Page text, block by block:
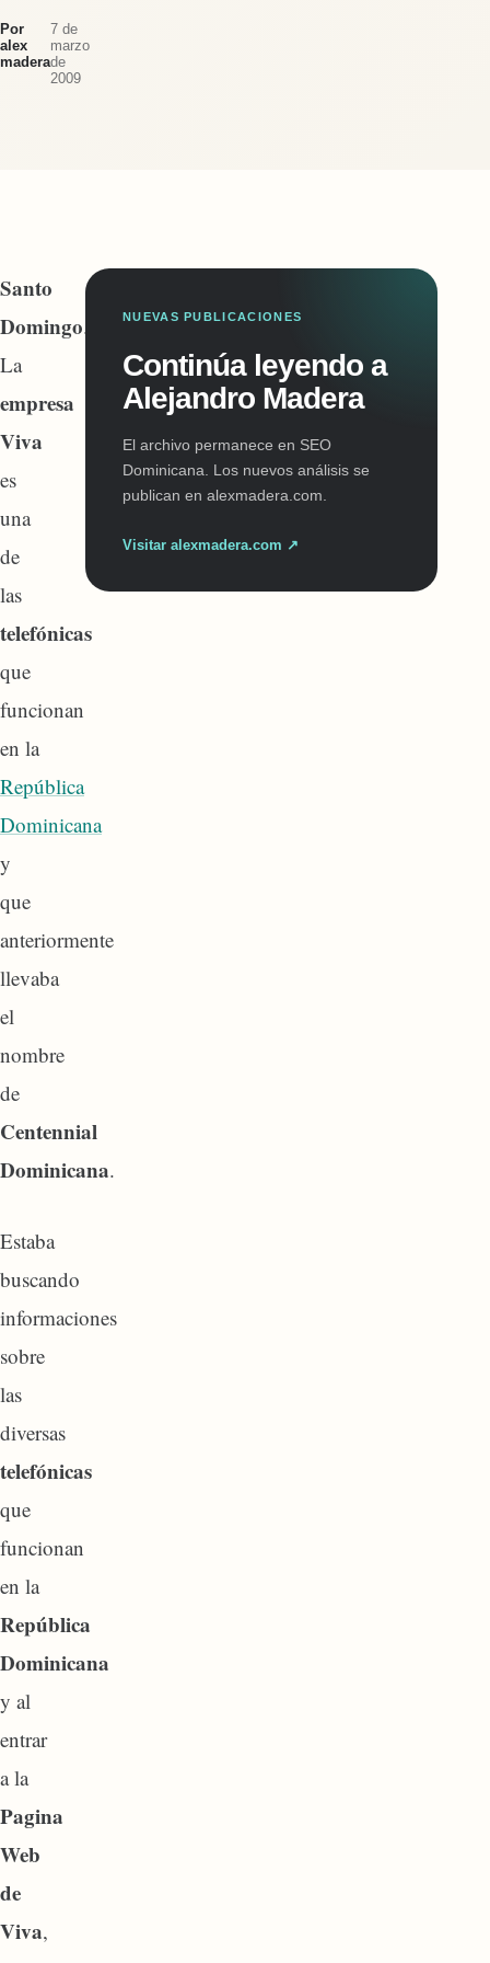
Por
alex
madera
7 de
marzo
de
2009
Santo
Domingo.-
La
empresa
Viva
es
una
de
las
telefónicas
que
funcionan
en la
República
Dominicana
y
que
anteriormente
llevaba
el
nombre
de
Centennial
Dominicana.
Estaba
buscando
informaciones
sobre
las
diversas
telefónicas
que
funcionan
en la
República
Dominicana
y al
entrar
a la
Pagina
Web
de
Viva,
NUEVAS PUBLICACIONES
Continúa leyendo a
Alejandro Madera
El archivo permanece en SEO
Dominicana. Los nuevos análisis se
publican en alexmadera.com.
Visitar alexmadera.com ↗